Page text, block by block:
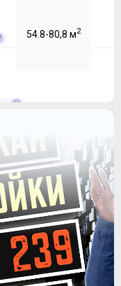
54.8-80,8 м2